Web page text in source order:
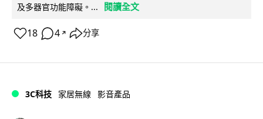
及多器官功能障礙。...
閱讀全文
18 4 ↗ 分享
3C科技 家居無線 影音產品